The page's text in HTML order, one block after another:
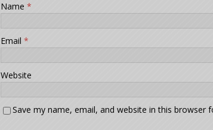
Name *
Email *
Website
Save my name, email, and website in this browser